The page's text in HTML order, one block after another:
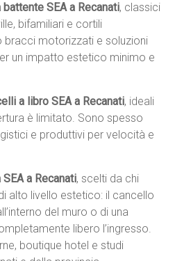
SEA a Recanati, classici
bifamiliari e cortili
bracci motorizzati e soluzioni
un impatto estetico minimo e
a libro SEA a Recanati, ideali
è limitato. Sono spesso
e produttivi per velocità e
a Recanati, scelti da chi
alto livello estetico: il cancello
del muro o di una
libero l’ingresso.
boutique hotel e studi